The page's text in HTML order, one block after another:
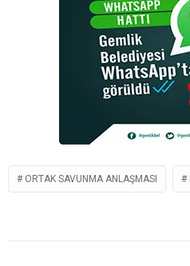
ORTAK SAVUNMA ANLAŞMASI